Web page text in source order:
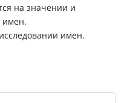
на значении и
имен.
имен.